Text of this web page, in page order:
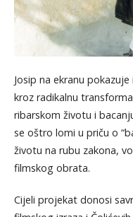
Josip na ekranu
kroz radikalnu
ribarskom životu i
se oštro lomi u priču o
životu na rubu zakona,
filmskog obrata.
Cijeli projekat donosi